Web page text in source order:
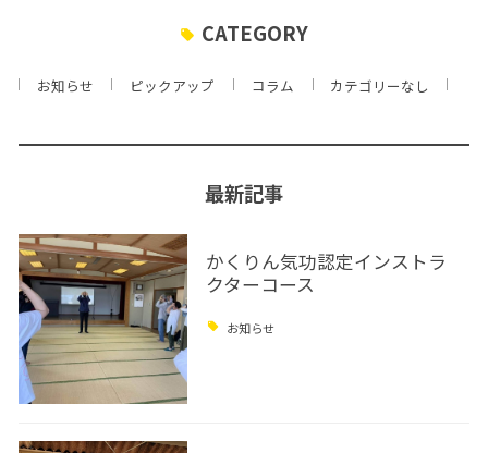
CATEGORY
お知らせ ピックアップ コラム カテゴリーなし
最新記事
かくりん気功認定インストラ
クターコース
お知らせ